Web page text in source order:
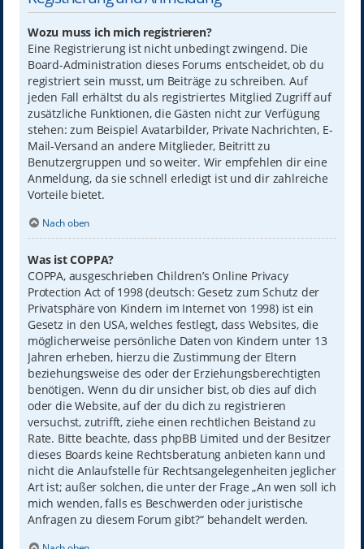
Wozu muss ich mich registrieren?
Eine Registrierung ist nicht unbedingt zwingend. Die
Board-Administration dieses Forums entscheidet, ob du
registriert sein musst, um Beiträge zu schreiben. Auf
jeden Fall erhältst du als registriertes Mitglied Zugriff auf
zusätzliche Funktionen, die Gästen nicht zur Verfügung
stehen: zum Beispiel Avatarbilder, Private Nachrichten, E-
Mail-Versand an andere Mitglieder, Beitritt zu
Benutzergruppen und so weiter. Wir empfehlen dir eine
Anmeldung, da sie schnell erledigt ist und dir zahlreiche
Vorteile bietet.
Nach oben
Was ist COPPA?
COPPA, ausgeschrieben Children’s Online Privacy
Protection Act of 1998 (deutsch: Gesetz zum Schutz der
Privatsphäre von Kindern im Internet von 1998) ist ein
Gesetz in den USA, welches festlegt, dass Websites, die
möglicherweise persönliche Daten von Kindern unter 13
Jahren erheben, hierzu die Zustimmung der Eltern
beziehungsweise des oder der Erziehungsberechtigten
benötigen. Wenn du dir unsicher bist, ob dies auf dich
oder die Website, auf der du dich zu registrieren
versuchst, zutrifft, ziehe einen rechtlichen Beistand zu
Rate. Bitte beachte, dass phpBB Limited und der Besitzer
dieses Boards keine Rechtsberatung anbieten kann und
nicht die Anlaufstelle für Rechtsangelegenheiten jeglicher
Art ist; außer solchen, die unter der Frage „An wen soll ich
mich wenden, falls es Beschwerden oder juristische
Anfragen zu diesem Forum gibt?“ behandelt werden.